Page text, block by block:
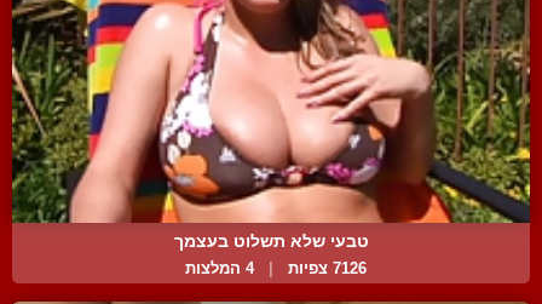
טבעי שלא תשלוט בעצמך
7126 צפיות 4 המלצות